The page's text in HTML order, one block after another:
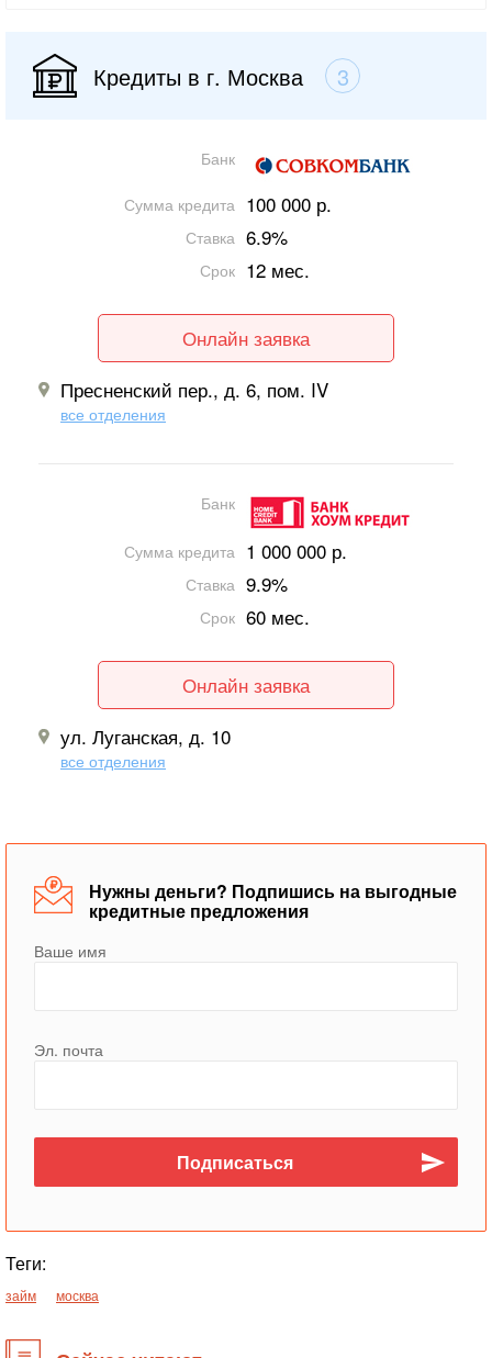
Кредиты в г. Москва 3
Банк
Сумма кредита 100 000 р.
Ставка 6.9%
Срок 12 мес.
Онлайн заявка
Пресненский пер., д. 6, пом. IV
все отделения
Банк
Сумма кредита 1 000 000 р.
Ставка 9.9%
Срок 60 мес.
Онлайн заявка
ул. Луганская, д. 10
все отделения
Нужны деньги? Подпишись на выгодные
кредитные предложения
Ваше имя
Эл. почта
Теги:
займ москва